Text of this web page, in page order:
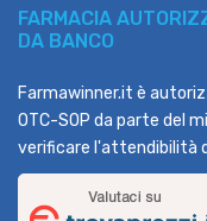
FARMACIA
DA BANCO
Farmawinner.it è
OTC-SOP da parte del
verificare l'attendibilità